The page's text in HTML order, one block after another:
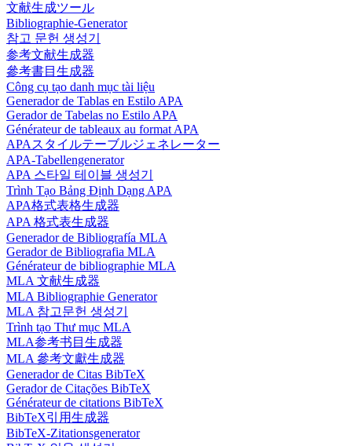
文献生成ツール
Bibliographie-Generator
참고 문헌 생성기
参考文献生成器
參考書目生成器
Công cụ tạo danh mục tài liệu
Generador de Tablas en Estilo APA
Gerador de Tabelas no Estilo APA
Générateur de tableaux au format APA
APAスタイルテーブルジェネレーター
APA-Tabellengenerator
APA 스타일 테이블 생성기
Trình Tạo Bảng Định Dạng APA
APA格式表格生成器
APA 格式表生成器
Generador de Bibliografía MLA
Gerador de Bibliografia MLA
Générateur de bibliographie MLA
MLA 文献生成器
MLA Bibliographie Generator
MLA 참고문헌 생성기
Trình tạo Thư mục MLA
MLA参考书目生成器
MLA 參考文獻生成器
Generador de Citas BibTeX
Gerador de Citações BibTeX
Générateur de citations BibTeX
BibTeX引用生成器
BibTeX-Zitationsgenerator